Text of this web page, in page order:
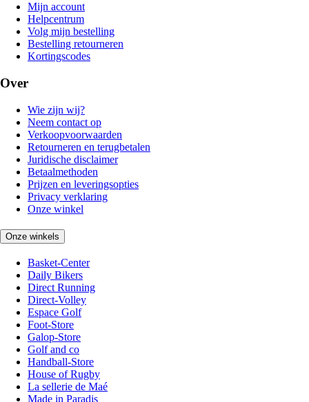
Mijn account
Helpcentrum
Volg mijn bestelling
Bestelling retourneren
Kortingscodes
Over
Wie zijn wij?
Neem contact op
Verkoopvoorwaarden
Retourneren en terugbetalen
Juridische disclaimer
Betaalmethoden
Prijzen en leveringsopties
Privacy verklaring
Onze winkel
Onze winkels
Basket-Center
Daily Bikers
Direct Running
Direct-Volley
Espace Golf
Foot-Store
Galop-Store
Golf and co
Handball-Store
House of Rugby
La sellerie de Maé
Made in Paradis